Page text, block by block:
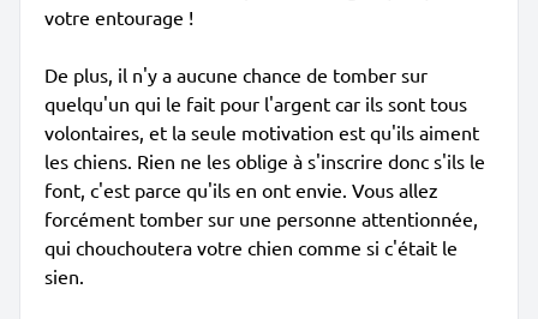
votre entourage !
De plus, il n'y a aucune chance de tomber sur
quelqu'un qui le fait pour l'argent car ils sont tous
volontaires, et la seule motivation est qu'ils aiment
les chiens. Rien ne les oblige à s'inscrire donc s'ils le
font, c'est parce qu'ils en ont envie. Vous allez
forcément tomber sur une personne attentionnée,
qui chouchoutera votre chien comme si c'était le
sien.